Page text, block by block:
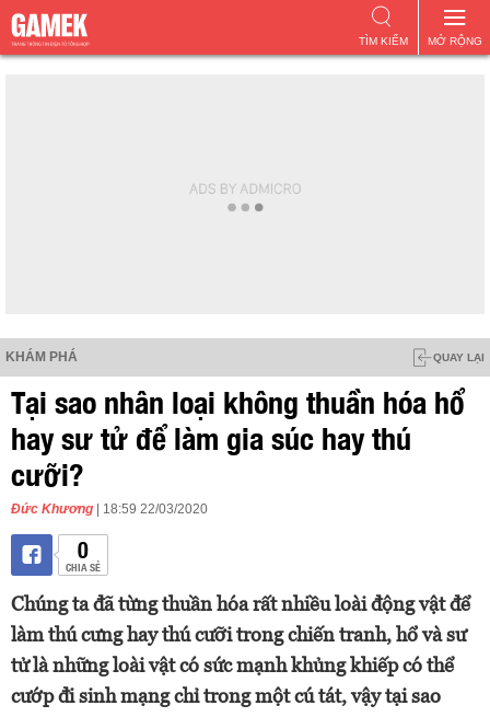
MỞ RỘNG
TÌM KIẾM
KHÁM PHÁ QUAY LẠI
Tại sao nhân loại không thuần hóa hổ
hay sư tử để làm gia súc hay thú
cưỡi?
Đức Khương | 18:59 22/03/2020
0
CHIA SẺ
Chúng ta đã từng thuần hóa rất nhiều loài động vật để
làm thú cưng hay thú cưỡi trong chiến tranh, hổ và sư
tử là những loài vật có sức mạnh khủng khiếp có thể
cướp đi sinh mạng chỉ trong một cú tát, vậy tại sao